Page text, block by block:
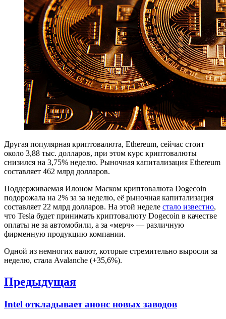
Другая популярная криптовалюта, Ethereum, сейчас стоит
около 3,88 тыс. долларов, при этом курс криптовалюты
снизился на 3,75% неделю. Рыночная капитализация Ethereum
составляет 462 млрд долларов.
Поддерживаемая Илоном Маском криптовалюта Dogecoin
подорожала на 2% за за неделю, её рыночная капитализация
составляет 22 млрд долларов. На этой неделе стало известно,
что Tesla будет принимать криптовалюту Dogecoin в качестве
оплаты не за автомобили, а за «мерч» — различную
фирменную продукцию компании.
Одной из немногих валют, которые стремительно выросли за
неделю, стала Avalanche (+35,6%).
Навигация
записям
Предыдущая
Previous
Intel откладывает анонс новых заводов